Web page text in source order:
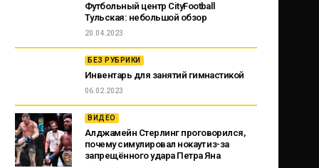
Футбольный центр CityFootball
Тульская: небольшой обзор
20.04.2023
БЕЗ РУБРИКИ
Инвентарь для занятий гимнастикой
06.02.2023
ВИДЕО
Алджамейн Стерлинг проговорился,
почему симулировал нокаут из-за
запрещённого удара Петра Яна